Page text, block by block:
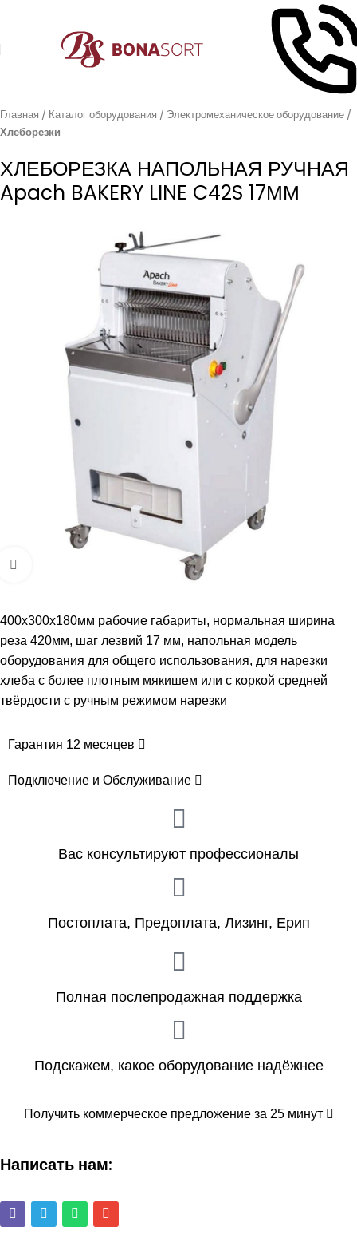
Главная Каталог оборудования
Электромеханическое оборудование
Хлеборезки
ХЛЕБОРЕЗКА НАПОЛЬНАЯ РУЧНАЯ
Apach BAKERY LINE C42S 17ММ
400х300х180мм рабочие габариты, нормальная ширина
реза 420мм, шаг лезвий 17 мм, напольная модель
оборудования для общего использования, для нарезки
хлеба с более плотным мякишем или с коркой средней
твёрдости с ручным режимом нарезки
Гарантия 12 месяцев
Подключение и Обслуживание
Вас консультируют профессионалы
Постоплата, Предоплата, Лизинг, Ерип
Полная послепродажная поддержка
Подскажем, какое оборудование надёжнее
Получить коммерческое предложение за 25 минут
Написать нам: